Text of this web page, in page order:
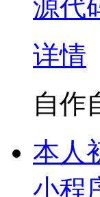
源代
详情
自作
本人
小程